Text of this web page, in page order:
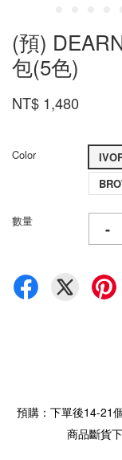
(預)
包(5色)
NT$ 1,480
Color
數量 -
預購：下單後14-21
商品斷貨